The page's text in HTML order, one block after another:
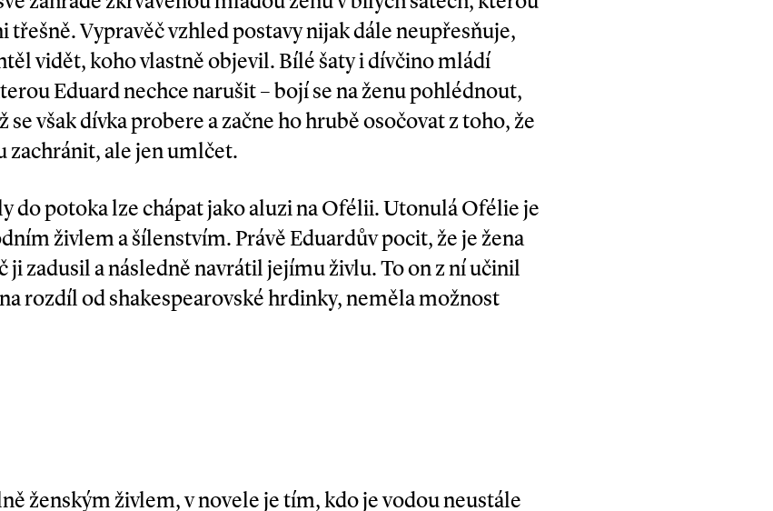
Vypravěč vzhled postavy nijak dále neupřesňuje,
vidět, koho vlastně objevil. Bílé šaty i dívčino mládí
Eduard nechce narušit – bojí se na ženu pohlédnout,
však dívka probere a začne ho hrubě osočovat z toho, že
zachránit, ale jen umlčet.
do potoka lze chápat jako aluzi na Ofélii. Utonulá Ofélie je
živlem a šílenstvím. Právě Eduardův pocit, že je žena
ji zadusil a následně navrátil jejímu živlu. To on z ní učinil
rozdíl od shakespearovské hrdinky, neměla možnost
ženským živlem, v novele je tím, kdo je vodou neustále